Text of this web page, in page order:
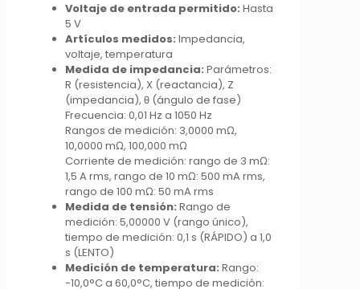
Voltaje de entrada permitido: Hasta
5 V
Artículos medidos: Impedancia,
voltaje, temperatura
Medida de impedancia: Parámetros:
R (resistencia), X (reactancia), Z
(impedancia), θ (ángulo de fase)
Frecuencia: 0,01 Hz a 1050 Hz
Rangos de medición: 3,0000 mΩ,
10,0000 mΩ, 100,000 mΩ
Corriente de medición: rango de 3 mΩ:
1,5 A rms, rango de 10 mΩ: 500 mA rms,
rango de 100 mΩ: 50 mA rms
Medida de tensión: Rango de
medición: 5,00000 V (rango único),
tiempo de medición: 0,1 s (RÁPIDO) a 1,0
s (LENTO)
Medición de temperatura: Rango:
-10,0°C a 60,0°C, tiempo de medición: